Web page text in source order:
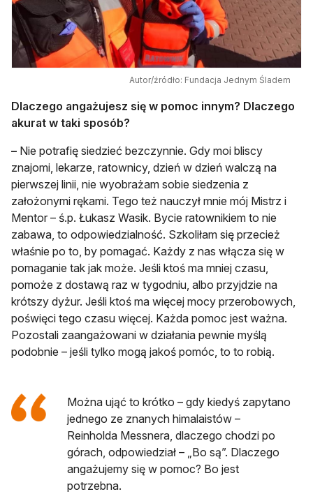
Autor/źródło: Fundacja Jednym Śladem
Dlaczego angażujesz się w pomoc innym? Dlaczego
akurat w taki sposób?
– Nie potrafię siedzieć bezczynnie. Gdy moi bliscy
znajomi, lekarze, ratownicy, dzień w dzień walczą na
pierwszej linii, nie wyobrażam sobie siedzenia z
założonymi rękami. Tego też nauczył mnie mój Mistrz i
Mentor – ś.p. Łukasz Wasik. Bycie ratownikiem to nie
zabawa, to odpowiedzialność. Szkoliłam się przecież
właśnie po to, by pomagać. Każdy z nas włącza się w
pomaganie tak jak może. Jeśli ktoś ma mniej czasu,
pomoże z dostawą raz w tygodniu, albo przyjdzie na
krótszy dyżur. Jeśli ktoś ma więcej mocy przerobowych,
poświęci tego czasu więcej. Każda pomoc jest ważna.
Pozostali zaangażowani w działania pewnie myślą
podobnie – jeśli tylko mogą jakoś pomóc, to to robią.
Można ująć to krótko – gdy kiedyś zapytano
jednego ze znanych himalaistów –
Reinholda Messnera, dlaczego chodzi po
górach, odpowiedział – „Bo są”. Dlaczego
angażujemy się w pomoc? Bo jest
potrzebna.